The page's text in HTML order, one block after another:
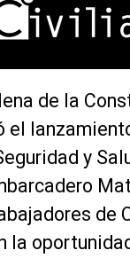
de la
el
y
de
la